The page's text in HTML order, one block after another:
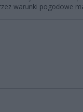
warunki pogodowe